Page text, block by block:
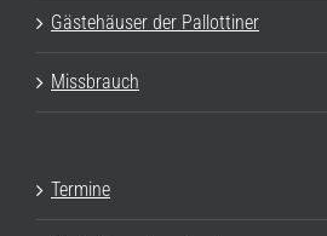
Gästehäuser der Pallottiner
Missbrauch
Termine